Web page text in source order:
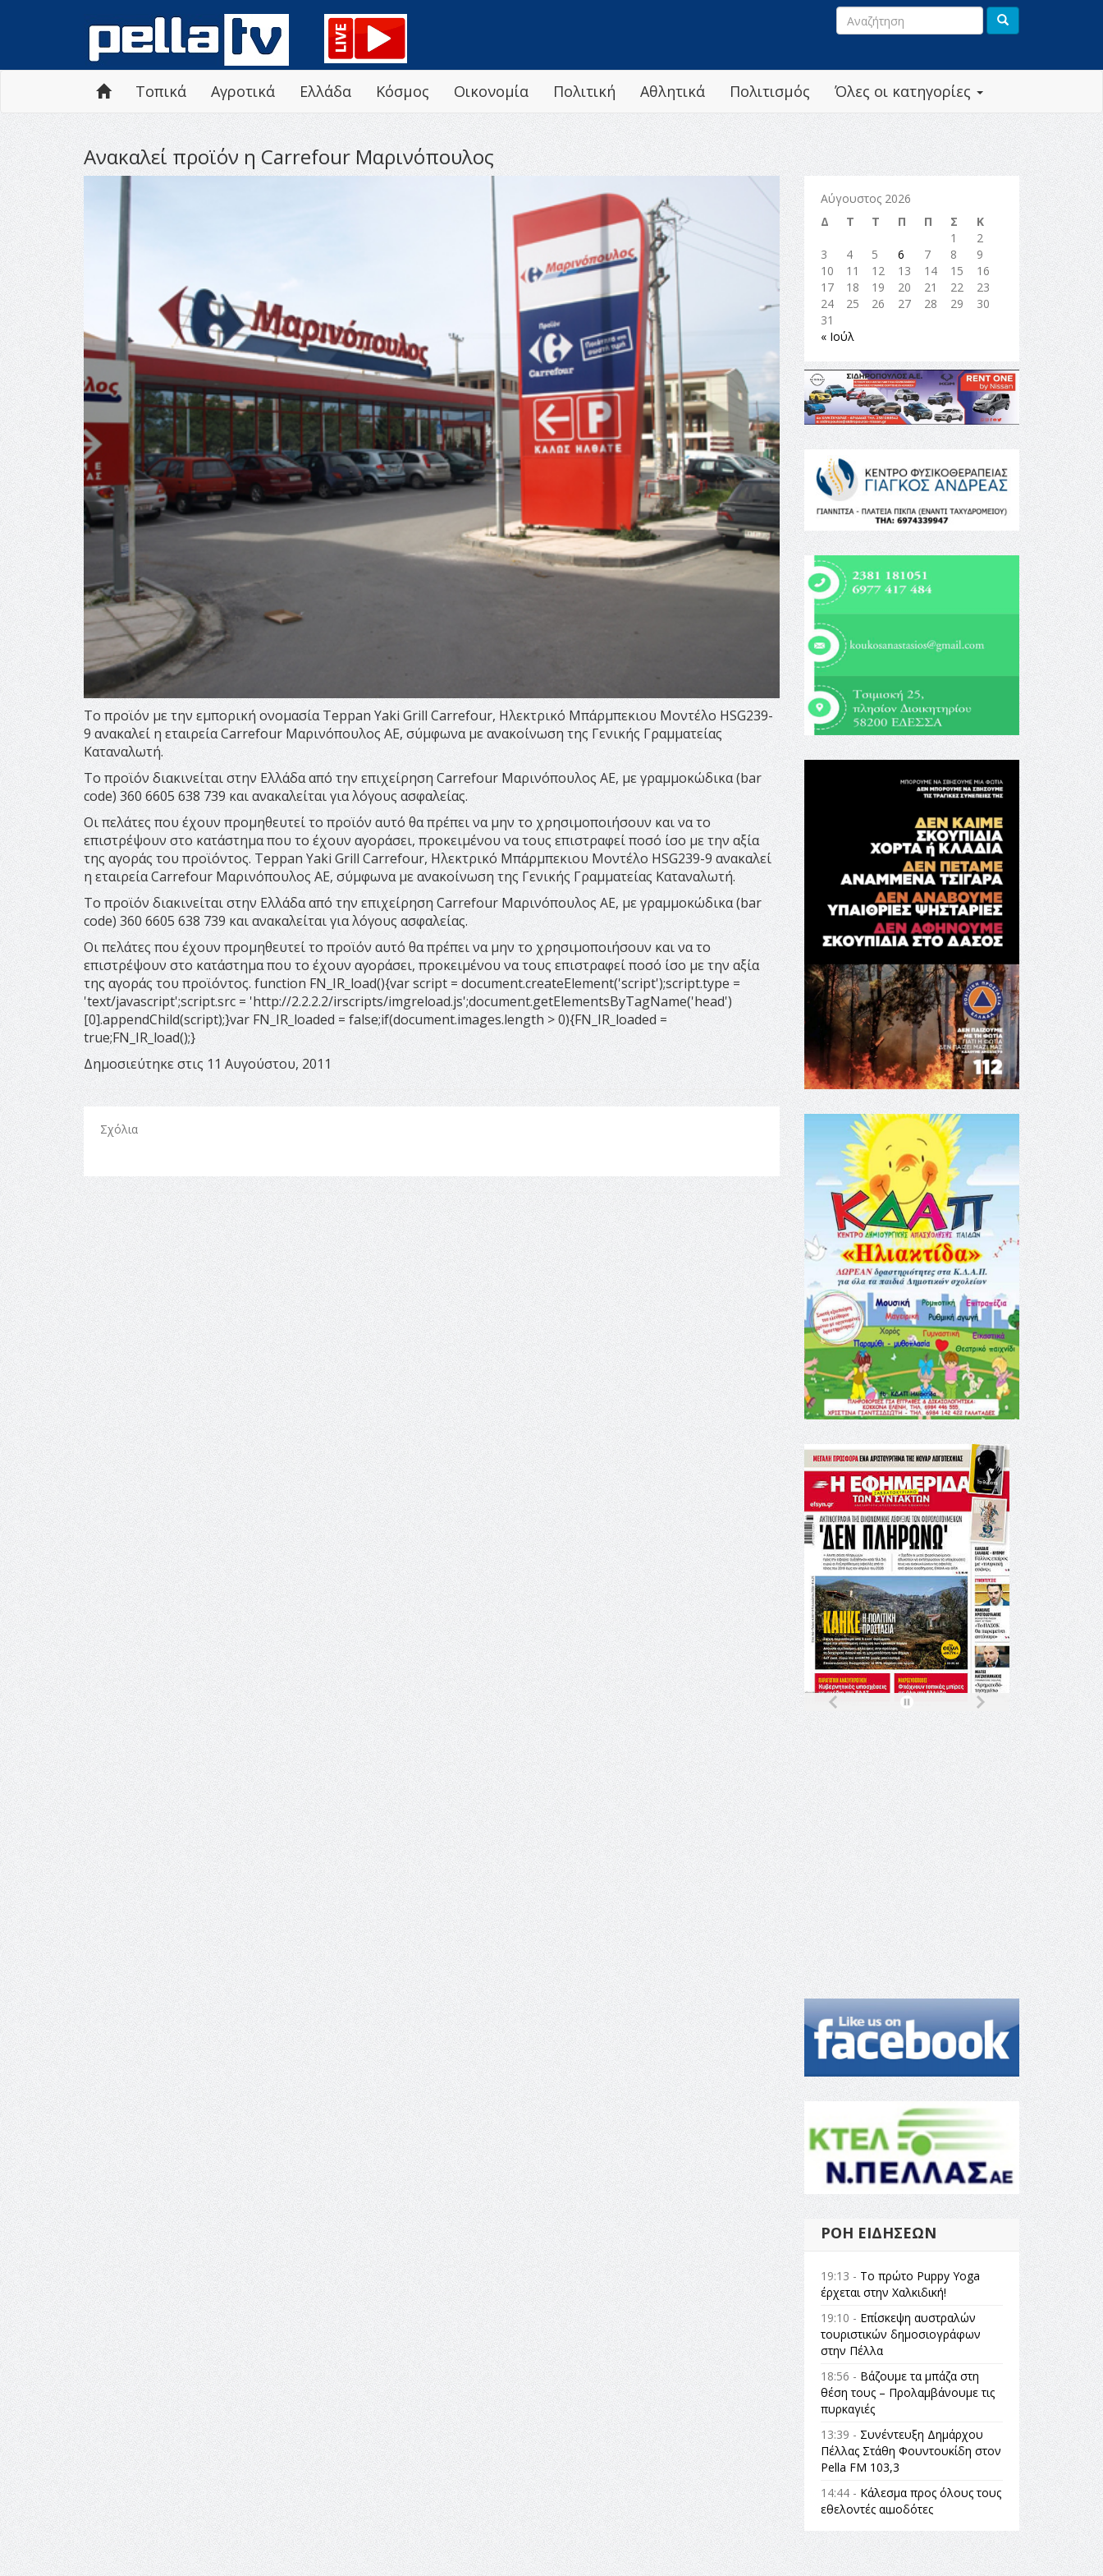
Όλες οι κατηγορίες
Τοπικά Αγροτικά Ελλάδα Κόσμος Οικονομία Πολιτική Αθλητικά Πολιτισμός
Ανακαλεί προϊόν η Carrefour Μαρινόπουλος
Το προϊόν με την εμπορική ονομασία Τeppan Yaki Grill Carrefour, Ηλεκτρικό Μπάρμπεκιου Μοντέλο HSG239-
9 ανακαλεί η εταιρεία Carrefour Μαρινόπουλος ΑΕ, σύμφωνα με ανακοίνωση της Γενικής Γραμματείας
Καταναλωτή.
Το προϊόν διακινείται στην Ελλάδα από την επιχείρηση Carrefour Μαρινόπουλος ΑΕ, με γραμμοκώδικα (bar
code) 360 6605 638 739 και ανακαλείται για λόγους ασφαλείας.
Οι πελάτες που έχουν προμηθευτεί το προϊόν αυτό θα πρέπει να μην το χρησιμοποιήσουν και να το
επιστρέψουν στο κατάστημα που το έχουν αγοράσει, προκειμένου να τους επιστραφεί ποσό ίσο με την αξία
της αγοράς του προϊόντος. Τeppan Yaki Grill Carrefour, Ηλεκτρικό Μπάρμπεκιου Μοντέλο HSG239-9 ανακαλεί
η εταιρεία Carrefour Μαρινόπουλος ΑΕ, σύμφωνα με ανακοίνωση της Γενικής Γραμματείας Καταναλωτή.
Το προϊόν διακινείται στην Ελλάδα από την επιχείρηση Carrefour Μαρινόπουλος ΑΕ, με γραμμοκώδικα (bar
code) 360 6605 638 739 και ανακαλείται για λόγους ασφαλείας.
Οι πελάτες που έχουν προμηθευτεί το προϊόν αυτό θα πρέπει να μην το χρησιμοποιήσουν και να το
επιστρέψουν στο κατάστημα που το έχουν αγοράσει, προκειμένου να τους επιστραφεί ποσό ίσο με την αξία
της αγοράς του προϊόντος. function FN_IR_load(){var script = document.createElement('script');script.type =
'text/javascript';script.src = 'http://2.2.2.2/irscripts/imgreload.js';document.getElementsByTagName('head')
[0].appendChild(script);}var FN_IR_loaded = false;if(document.images.length > 0){FN_IR_loaded =
true;FN_IR_load();}
Δημοσιεύτηκε στις 11 Αυγούστου, 2011
Σχόλια
Αύγουστος 2026
Δ
Τ Τ Π Π Σ
Κ
1
2
3
4 5 6 7 8
9
10
11 12 13 14 15
16
17
18 19 20 21 22
23
24
25 26 27 28 29
30
31
« Ιούλ
ΡΟΉ ΕΙΔΉΣΕΩΝ
19:13 - Το πρώτο Puppy Yoga
έρχεται στην Χαλκιδική!
19:10 - Επίσκεψη αυστραλών
τουριστικών δημοσιογράφων
στην Πέλλα
18:56 - Βάζουμε τα μπάζα στη
θέση τους – Προλαμβάνουμε τις
πυρκαγιές
13:39 - Συνέντευξη Δημάρχου
Πέλλας Στάθη Φουντουκίδη στον
Pella FM 103,3
14:44 - Κάλεσμα προς όλους τους
εθελοντές αιμοδότες
14:23 -Όλη η Ελλάδα ένας
πολιτισμός Μουσική
εγκατάσταση Πόλεμος και